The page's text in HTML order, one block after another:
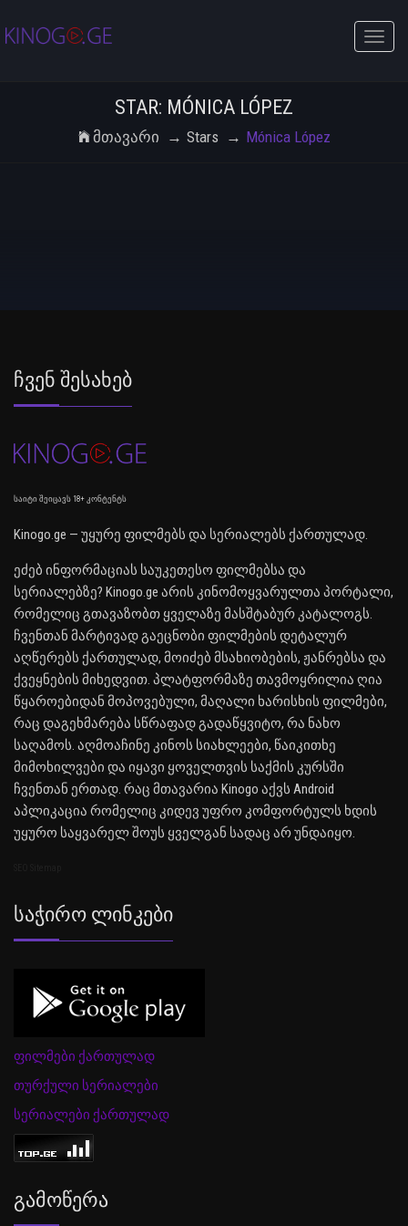
Toggle
STAR: MÓNICA LÓPEZ
Მთავარი Stars Mónica López
Ჩვენ Შესახებ
საიტი შეიცავს 18+ კონტენტს
Kinogo.ge — უყურე ფილმებს და სერიალებს ქართულად.
ეძებ ინფორმაციას საუკეთესო ფილმებსა და
სერიალებზე? Kinogo.ge არის კინომოყვარულთა პორტალი,
რომელიც გთავაზობთ ყველაზე მასშტაბურ კატალოგს.
ჩვენთან მარტივად გაეცნობი ფილმების დეტალურ
აღწერებს ქართულად, მოიძებ მსახიობების, ჟანრებსა და
ქვეყნების მიხედვით. პლატფორმაზე თავმოყრილია ღია
წყაროებიდან მოპოვებული, მაღალი ხარისხის ფილმები,
რაც დაგეხმარება სწრაფად გადაწყვიტო, რა ნახო
საღამოს. აღმოაჩინე კინოს სიახლეები, წაიკითხე
მიმოხილვები და იყავი ყოველთვის საქმის კურსში
ჩვენთან ერთად. რაც მთავარია Kinogo აქვს Android
აპლიკაცია რომელიც კიდევ უფრო კომფორტულს ხდის
უყურო საყვარელ შოუს ყველგან სადაც არ უნდაიყო.
Საჭირო Ლინკები
ფილმები ქართულად
თურქული სერიალები
სერიალები ქართულად
Გამოწერა